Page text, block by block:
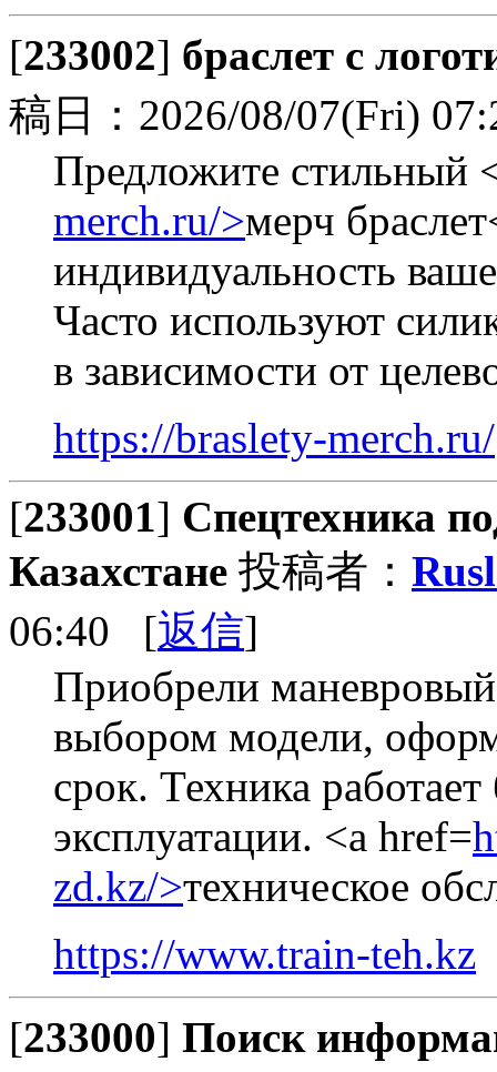
[233002] браслет с
稿日：2026/08/07(Fri)
Предложите стильный
merch.ru/>мерч
индивидуальность
Часто используют
в зависимости от
https://braslety-merch.ru/
[233001] Спецтехника
Казахстане 投稿者：
06:40 [返信]
Приобрели
выбором модели,
срок. Техника
эксплуатации. <a href=
zd.kz/>техническое
https://www.train-teh.kz
[233000] Поиск